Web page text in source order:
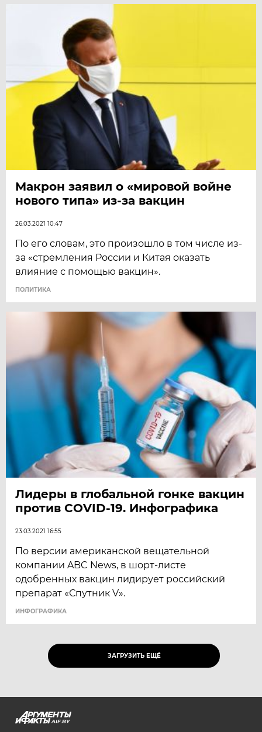
Макрон заявил о «мировой войне
нового типа» из-за вакцин
26.03.2021 10:47
По его словам, это произошло в том числе из-
за «стремления России и Китая оказать
влияние с помощью вакцин».
ПОЛИТИКА
Лидеры в глобальной гонке вакцин
против COVID-19. Инфографика
23.03.2021 16:55
По версии американской вещательной
компании ABC News, в шорт-листе
одобренных вакцин лидирует российский
препарат «Спутник V».
ИНФОГРАФИКА
ЗАГРУЗИТЬ ЕЩЁ
AIF.BY